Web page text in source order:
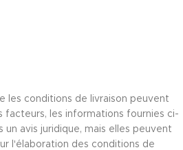
les conditions de livraison peuvent
facteurs, les informations fournies ci-
avis juridique, mais elles peuvent
l'élaboration des conditions de